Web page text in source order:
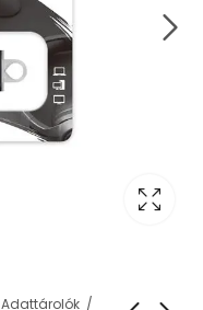
Adattárolók